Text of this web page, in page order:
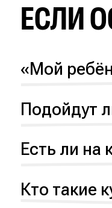
ЕСЛИ
«Мой
разобраться в
Подойдут
ученик сможет
Есть ли на
Дедлайн можно
Кто такие